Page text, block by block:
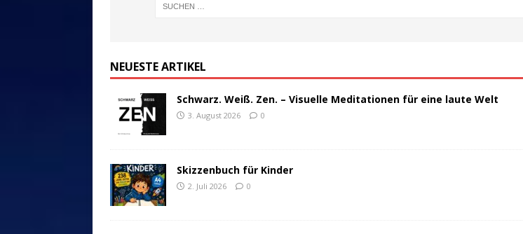
NEUESTE ARTIKEL
Schwarz. Weiß. Zen. – Visuelle Meditationen für eine laute Welt
3. August 2026 0
Skizzenbuch für Kinder
2. Juli 2026 0